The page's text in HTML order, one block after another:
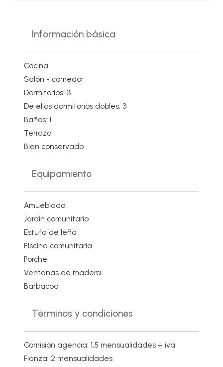
Información básica
Cocina
Salón - comedor
Dormitorios: 3
De ellos dormitorios dobles: 3
Baños: 1
Terraza
Bien conservado
Equipamiento
Amueblado
Jardín comunitario
Estufa de leña
Piscina comunitaria
Porche
Ventanas de madera
Barbacoa
Términos y condiciones
Comisión agencia: 1,5 mensualidades + iva
Fianza: 2 mensualidades